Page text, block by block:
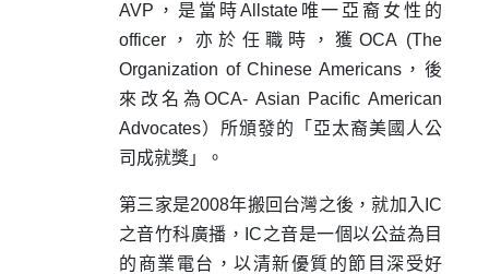
AVP，是當時Allstate唯一亞裔女性的
officer，亦於任職時，獲OCA (The
Organization of Chinese Americans，後
來改名為OCA- Asian Pacific American
Advocates）所頒發的「亞太裔美國人公
司成就獎」。
第三家是2008年搬回台灣之後，就加入IC
之音竹科廣播，IC之音是一個以公益為目
的商業電台，以清新優質的節目深受好